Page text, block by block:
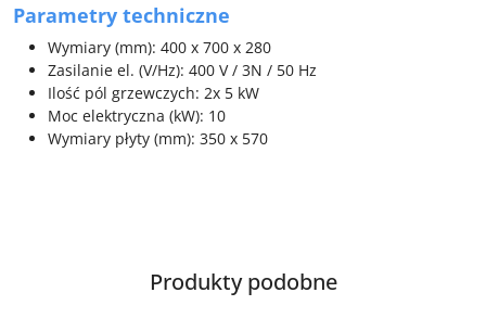
Parametry techniczne
Wymiary (mm): 400 x 700 x 280
Zasilanie el. (V/Hz): 400 V / 3N / 50 Hz
Ilość pól grzewczych: 2x 5 kW
Moc elektryczna (kW): 10
Wymiary płyty (mm): 350 x 570
Pomiń karuzelę produktów
Produkty
Produkty podobne